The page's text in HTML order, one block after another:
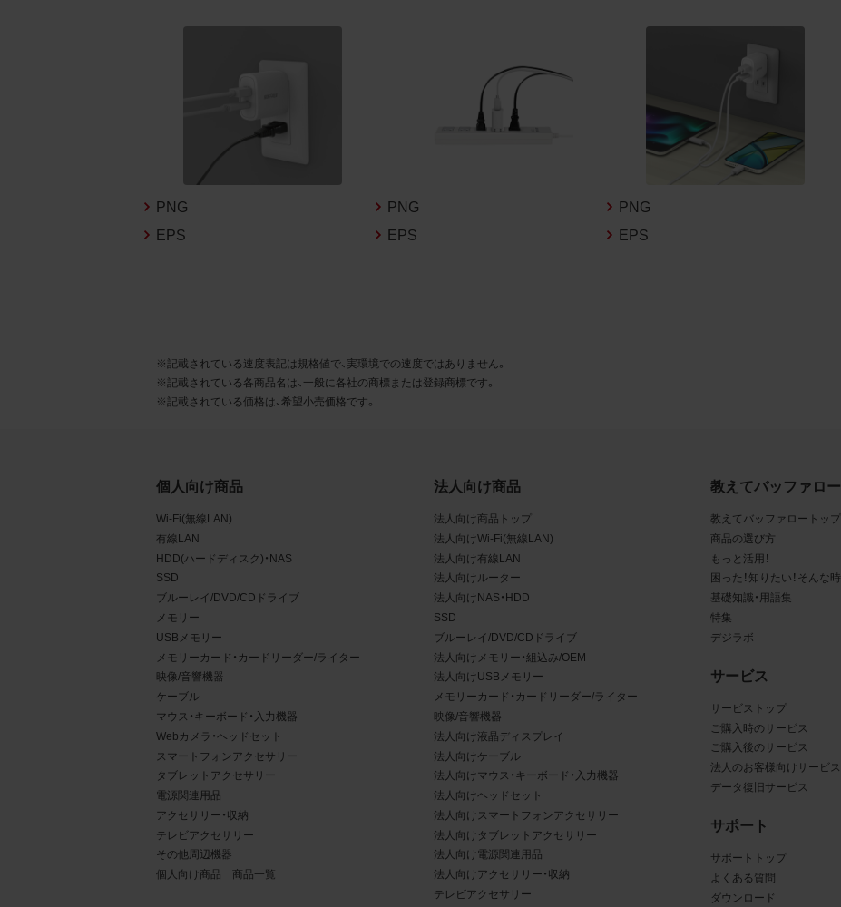
お客様は、商品写真データに関する著作権等の一切の権利が当社に帰属す
ることに同意します。
お客様は、商品写真データ利用規約に従い、当社商品の販売活動（中古によ
る販売の場合を除く）に関する広告宣伝又は当社商品の報道・解説に利用す
る場合に限り商品写真データを複製、送信可能化して利用できます。当社
ものとします。
品名等）を併記する等の方法により、商品写真データに表示されてい
商品写真データに著作権表示、ラベル、商標その他のマークがある場
合、それらを除去しないこと
商品写真データを当社HPのトップページ以外のサイトとのリンク
して利用しないこと
商品写真データを他社のロゴ又は他社商品等に近づけて掲記するな
どして、当社と提携、協力関係等にあるとの示唆や誤解を生じさせう
る態様の利用を行わないこと
その他、当社の運営するサイトではないと看者が判断することを困難
とするような態様で、商品写真データを利用しないこと
4.免責事項
当社は、商品写真データの正確性、完全性、適合性、有用性、最新性、第三者
権利の非侵害等について保証するものではありません。また、商品写真
データの利用に起因して発生した一切の損害について、当社はその賠償の
責任を負いません。また、商品写真データの内容は予告なしに変更又は掲
載を中止することがありますのでご了承ください。
PNG
EPS
PNG
EPS
PNG
EPS
※記載されている速度表記は規格値で、実環境での速度ではありません。
※記載されている各商品名は、一般に各社の商標または登録商標です。
※記載されている価格は、希望小売価格です。
個人向け商品
Wi-Fi(無線LAN)
有線LAN
HDD(ハードディスク)・NAS
SSD
ブルーレイ/DVD/CDドライブ
メモリー
USBメモリー
メモリーカード・カードリーダー/ライター
映像/音響機器
ケーブル
マウス・キーボード・入力機器
Webカメラ・ヘッドセット
スマートフォンアクセサリー
タブレットアクセサリー
電源関連用品
アクセサリー・収納
テレビアクセサリー
その他周辺機器
個人向け商品 商品一覧
法人向け商品
法人向け商品トップ
法人向けWi-Fi(無線LAN)
法人向け有線LAN
法人向けルーター
法人向けNAS・HDD
SSD
ブルーレイ/DVD/CDドライブ
法人向けメモリー・組込み/OEM
法人向けUSBメモリー
メモリーカード・カードリーダー/ライター
映像/音響機器
法人向け液晶ディスプレイ
法人向けケーブル
法人向けマウス・キーボード・入力機器
法人向けヘッドセット
法人向けスマートフォンアクセサリー
法人向けタブレットアクセサリー
法人向け電源関連用品
法人向けアクセサリー・収納
テレビアクセサリー
教えてバッファロー
教えてバッファロートップ
商品の選び方
もっと活用！
困った！知りたい！そんな
基礎知識・用語集
特集
デジラボ
サービス
サービストップ
ご購入時のサービス
ご購入後のサービス
法人のお客様向けサービス
データ復旧サービス
サポート
サポートトップ
よくある質問
ダウンロード